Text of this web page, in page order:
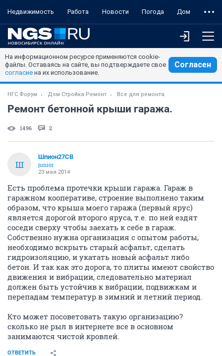
Недвижимость Работа Новости Погода Дом
На информационном ресурсе применяются cookie-
файлы. Оставаясь на сайте, вы подтверждаете свое
согласие на их использование.
Согласен
НГС.Форум Дом Стройка Ремонт Все для ремонта
Ремонт бетонной крыши гаража.
1496 2
Ш
Шпион27СВ
junior
23 мая 2014
Есть проблема протечки крыши гаража. Гараж в
гаражном кооперативе, строение выполнено таким
образом, что крыша моего гаража (первый ярус)
является дорогой второго яруса, т.е. по ней ездят
соседи сверху чтобы заехать к себе в гараж.
Собственно нужна организация с опытом работы,
необходимо вскрыть старый асфальт, сделать
гидроизоляцию, и укатать новый асфальт либо
бетон. И так как это дорога, то плиты имеют свойство
движения и вибрации, следовательно материал
должен быть устойчив к вибрации, подвижкам и
перепадам температур в зимний и летний период.
Кто может посоветовать такую организацию?
сколько не рыл в интернете все в основном
занимаются чистой кровлей.
ОТВЕТИТЬ